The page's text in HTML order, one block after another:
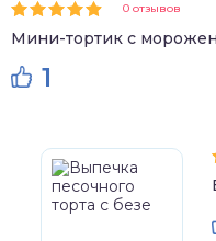
0 отзывов
Мини-тортик с
1